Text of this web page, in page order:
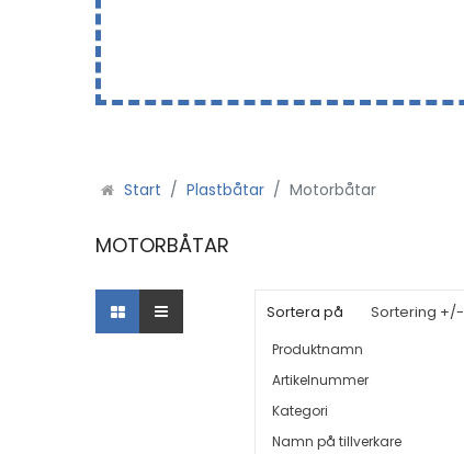
Start Plastbåtar Motorbåtar
MOTORBÅTAR
Sortera på Sortering +/-
Produktnamn
Artikelnummer
Kategori
Namn på tillverkare